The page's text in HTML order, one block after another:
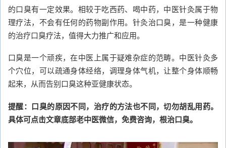
的口臭有一定效果。相较于吃西药、喝中药，中医针灸属于物
理疗法，不会有任何的药物副作用。针灸治口臭，是一种健康
的治疗口臭疗法，值得大力推广和应用。
口臭是一个顽疾，在中医上属于疑难杂症的范畴。中医针灸多
个穴位，可以疏通身体经络，调理身体气机，让整个身体顺畅
起来，从而告别口臭这种亚健康状态。
提醒：口臭的原因不同，治疗的方法也不同，切勿胡乱用药。
具体可点击文章底部老中医微信，免费咨询，根治口臭。